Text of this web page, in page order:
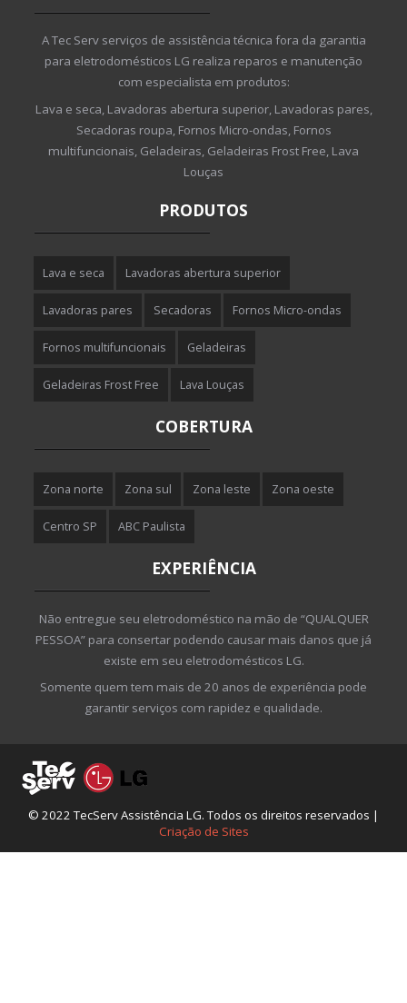
A Tec Serv serviços de assistência técnica fora da garantia
para eletrodomésticos LG realiza reparos e manutenção
com especialista em produtos:
Lava e seca, Lavadoras abertura superior, Lavadoras pares,
Secadoras roupa, Fornos Micro-ondas, Fornos
multifuncionais, Geladeiras, Geladeiras Frost Free, Lava
Louças
PRODUTOS
Lava e seca Lavadoras abertura superior
Lavadoras pares Secadoras Fornos Micro-ondas
Fornos multifuncionais Geladeiras
Geladeiras Frost Free Lava Louças
COBERTURA
Zona norte Zona sul Zona leste Zona oeste
Centro SP ABC Paulista
EXPERIÊNCIA
Não entregue seu eletrodoméstico na mão de “QUALQUER
PESSOA” para consertar podendo causar mais danos que já
existe em seu eletrodomésticos LG.
Somente quem tem mais de 20 anos de experiência pode
garantir serviços com rapidez e qualidade.
© 2022 TecServ Assistência LG. Todos os direitos reservados |
Criação de Sites